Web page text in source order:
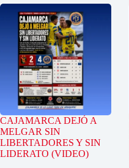
CAJAMARCA DEJÓ A
MELGAR SIN
LIBERTADORES Y SIN
LIDERATO (VIDEO)